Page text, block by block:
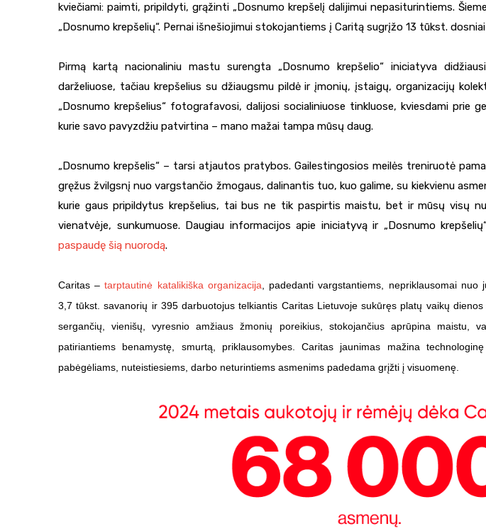
kviečiami: paimti, pripildyti, grąžinti „Dosnumo krepšelį dalijimui nepasiturintiems.
„Dosnumo krepšelių“. Pernai išnešiojimui stokojantiems į Caritą sugrįžo 13 tūkst.
Pirmą kartą nacionaliniu mastu surengta „Dosnumo krepšelio“ iniciatyva
darželiuose, tačiau krepšelius su džiaugsmu pildė ir įmonių, įstaigų, organizacijų
„Dosnumo krepšelius“ fotografavosi, dalijosi socialiniuose tinkluose, kviesdami prie
kurie savo pavyzdžiu patvirtina – mano mažai tampa mūsų daug.
„Dosnumo krepšelis“ – tarsi atjautos pratybos. Gailestingosios meilės treniruotė
gręžus žvilgsnį nuo vargstančio žmogaus, dalinantis tuo, kuo galime, su kiekvienu
kurie gaus pripildytus krepšelius, tai bus ne tik paspirtis maistu, bet ir mūsų visų
vienatvėje, sunkumuose. Daugiau informacijos apie iniciatyvą ir „Dosnumo
paspaudę šią nuorodą.
Caritas –tarptautinė katalikiška organizacija , padedanti vargstantiems, nepriklausomai
3,7 tūkst. savanorių ir 395 darbuotojus telkiantis Caritas Lietuvoje sukūręs platų vaikų
sergančių, vienišų, vyresnio amžiaus žmonių poreikius, stokojančius aprūpina maistu,
patiriantiems benamystę, smurtą, priklausomybes. Caritas jaunimas mažina
pabėgėliams, nuteistiesiems, darbo neturintiems asmenims padedama grįžti į visuomenę.